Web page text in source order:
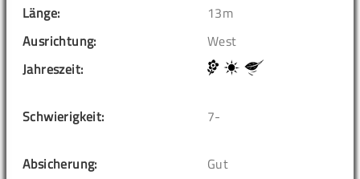
Länge:
13m
Ausrichtung:
West
Jahreszeit:
Schwierigkeit: 7-
Absicherung:
Gut